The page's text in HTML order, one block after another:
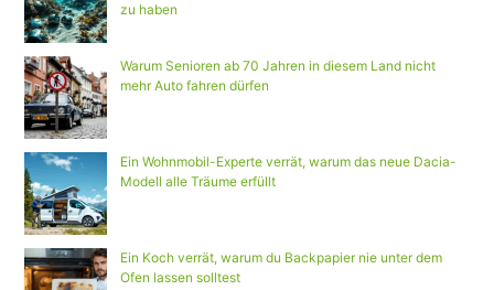
zu haben
Warum Senioren ab 70 Jahren in diesem Land nicht
mehr Auto fahren dürfen
Ein Wohnmobil-Experte verrät, warum das neue Dacia-
Modell alle Träume erfüllt
Ein Koch verrät, warum du Backpapier nie unter dem
Ofen lassen solltest